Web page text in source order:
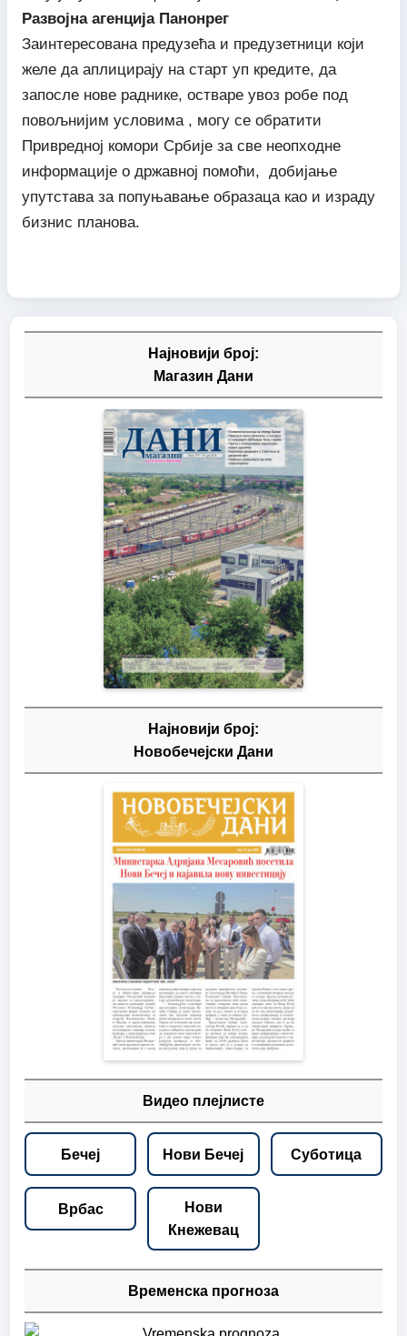
Развојна агенција Панонрег
Заинтересована предузећа и предузетници који
желе да аплицирају на старт уп кредите, да
запосле нове раднике, остваре увоз робе под
повољнијим условима , могу се обратити
Привредној комори Србије за све неопходне
информације о државној помоћи, добијање
упутстава за попуњавање образаца као и израду
бизнис планова.
Најновији број:
Магазин Дани
Најновији број:
Новобечејски Дани
Видео плејлисте
Бечеј Нови Бечеј Суботица
Врбас
Нови
Кнежевац
Временска прогноза